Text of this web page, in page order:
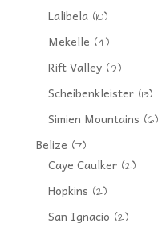
Lalibela(10)
Mekelle (4)
Rift Valley(9)
Scheibenkleister(13)
Simien Mountains (6)
Belize (7)
Caye Caulker(2)
Hopkins (2)
San Ignacio (2)